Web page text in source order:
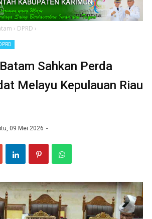
› DPRD ›
DPRD
Sahkan Perda
Melayu Kepulauan Riau
09 Mei 2026